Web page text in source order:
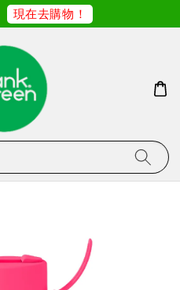
現在去購物！